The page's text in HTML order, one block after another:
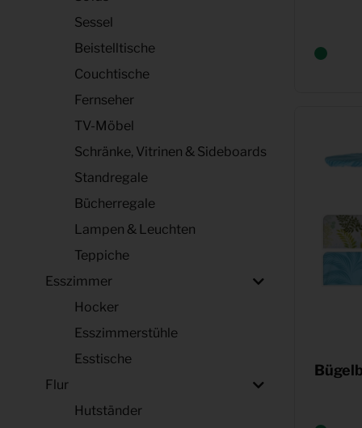
Sessel
Beistelltische
Couchtische
Fernseher
TV-Möbel
Schränke, Vitrinen & Sideboards
Standregale
Bücherregale
Lampen & Leuchten
Teppiche
Esszimmer
Hocker
Esszimmerstühle
Esstische
Flur
Hutständer